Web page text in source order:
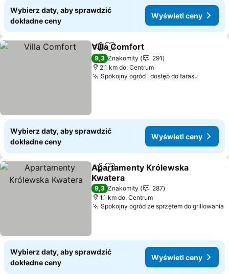
Wybierz daty, aby sprawdzić
dokładne ceny
Wyświetl ceny
Udostępnij
Dodaj do ulubionych
Villa Comfort
9,3 Znakomity
291
2.1 km do: Centrum
Spokojny ogród i dostęp do tarasu
Wybierz daty, aby sprawdzić
dokładne ceny
Wyświetl ceny
Udostępnij
Dodaj do ulubionych
Apartamenty Królewska
Kwatera
9,3 Znakomity
287
1.1 km do: Centrum
Spokojny ogród ze sprzętem do grillowania
Wybierz daty, aby sprawdzić
dokładne ceny
Wyświetl ceny